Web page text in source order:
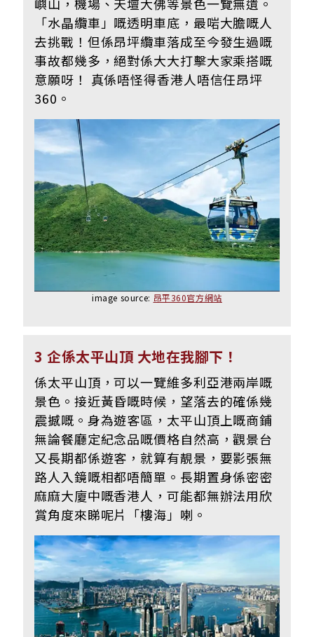
「水晶纜車」嘅透明車底，最啱大膽嘅人
去挑戰！但係昂坪纜車落成至今發生過嘅
事故都幾多，絕對係大大打擊大家乘搭嘅
意願呀！ 真係唔怪得香港人唔信任昂坪
360。
image source: 昂平360官方網站
3 企係太平山頂 大地在我腳下！
係太平山頂，可以一覽維多利亞港兩岸嘅
景色。接近黃昏嘅時候，望落去的確係幾
震撼嘅。身為遊客區，太平山頂上嘅商鋪
無論餐廳定紀念品嘅價格自然高，觀景台
又長期都係遊客，就算有靚景，要影張無
路人入鏡嘅相都唔簡單。長期置身係密密
麻麻大廈中嘅香港人，可能都無辦法用欣
賞角度來睇呢片「樓海」喇。